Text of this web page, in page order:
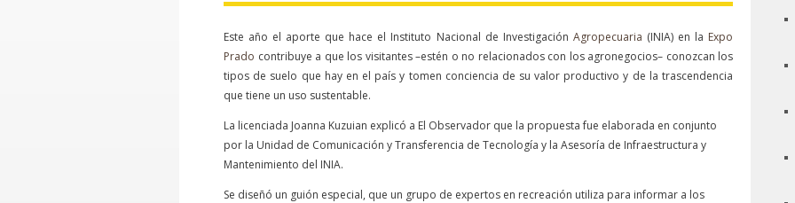
Este año el aporte que hace el Instituto Nacional de Investigación Agropecuaria (INIA) en la Expo
Prado contribuye a que los visitantes –estén o no relacionados con los agronegocios– conozcan los
tipos de suelo que hay en el país y tomen conciencia de su valor productivo y de la trascendencia
que tiene un uso sustentable.
La licenciada Joanna Kuzuian explicó a El Observador que la propuesta fue elaborada en conjunto
por la Unidad de Comunicación y Transferencia de Tecnología y la Asesoría de Infraestructura y
Mantenimiento del INIA.
Se diseñó un guión especial, que un grupo de expertos en recreación utiliza para informar a los